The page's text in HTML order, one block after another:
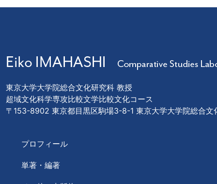
東京大学大学院総合文化研究科 教授
超域文化科学専攻比較文学比較文化コース
〒153-8902 東京都目黒区駒場3-8-1 東京大学大学院総合文
プロフィール
単著・編著